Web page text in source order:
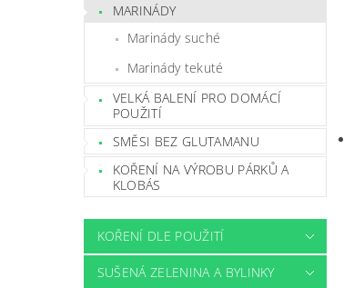
MARINÁDY
Marinády suché
Marinády tekuté
VELKÁ BALENÍ PRO DOMÁCÍ
POUŽITÍ
SMĚSI BEZ GLUTAMANU
KOŘENÍ NA VÝROBU PÁRKŮ A
KLOBÁS
KOŘENÍ DLE POUŽITÍ
SUŠENÁ ZELENINA A BYLINKY